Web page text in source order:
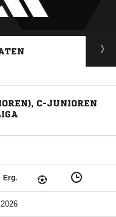
C-JUNIOREN
Erg.